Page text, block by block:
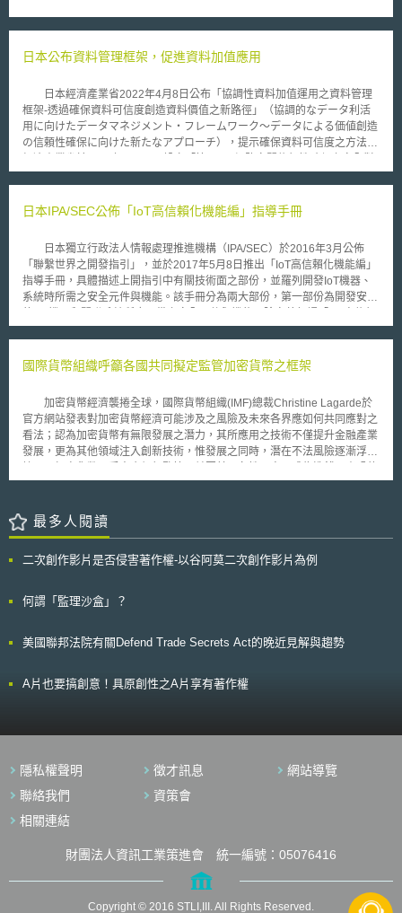
為防範企業藉由在美國境內製造非專利保護之零組件後再運送之海外進行組
解釋與適用範圍產生諸多爭議。美國最高法院於其在2007年Microsoft Corp.
Pacemakers Inv. V. St. Jude Medical Inc. 一案中，原告Cardiac
Pacemakers控告被告St. Jude Medical所販賣的植入式心臟整流去顫器
(implantable cardioverter defibrillator)之使用會侵犯原告所擁有的一個利用
植入式心臟刺激器治療心律不整的方法專利 (a method of heart stimulation
using an implantable heart stimulator)。本案的爭點在於被告銷售可實施原
成第271條(f)項之侵害。美國聯邦巡迴上訴法院推翻其於2005年之判決
判定專利法第271條(f)項不適用於方法專利。亦即，被告銷售可實施原告美
此判決對原告Cardiac Pacemakers之衝擊可能較小，因其專利範圍除
方法請求項外，亦包含物品請求項，原告還可藉由其物品請求項獲得侵權損
害賠償。但此案可能對僅能以方法申請專利的產業如生技藥業(某些診斷及
檢驗僅能以方法申請專利)及軟體業造成較大的影響。
日本公布資料管理框架，促進資料加值應用
日本經濟產業省2022年4月8日公布「協調性資料加值運用之資料管理
框架-透過確保資料可信度創造資料價值之新路徑」（協調的なデータ利活
用に向けたデータマネジメント・フレームワーク～データによる価値創造
の信頼性確保に向けた新たなアプローチ），提示確保資料可信度之方法。
策檢討工作小組」（『第3層：サイバー空間におけるつながり』の信頼性
組），討論確保資料可信度之要件，以利資料在網路空間內自由流通，並藉
資料管理為「將資料屬性依據其所涉之法令或組織規章，以及因蒐集、處
理、利用、移轉等活動而改變之過程，視為一個生命週期加以管理」，並認
為資料管理會受到屬性（資料性質，如內容、揭露範圍、利用目的、資料管
理主體、資料權利者等）、場域（針對資料之特定規範，如各國、地區法
令、組織內部規定、組織間契約等）及事件（產生、改變及維持資料屬性之
並據此建立資料管理模型。 工作小組期待藉由上述三大要素，依序透
（場域），以及判斷資料屬性等步驟，讓利害關係人之間可更容易進行資料
日本IPA/SEC公佈「IoT高信賴化機能編」指導手冊
日本獨立行政法人情報處理推進機構（IPA/SEC）於2016年3月公佈
「聯繫世界之開發指引」，並於2017年5月8日推出「IoT高信賴化機能編」
指導手冊，具體描述上開指引中有關技術面之部份，並羅列開發IoT機器、
系統時所需之安全元件與機能。該手冊分為兩大部份，第一部份為開發安全
化機能」外，亦從維修、運用角度出發，整理開發者在設計階段須考慮之系
部份則列出五個在IoT領域進行系統連接之案例，如車輛和住宅IoT系統的連
紹案例中可能產生的風險，以及對應該風險之機能。IPA/SEC希望上開指引
能夠作為日後國際間制定IoT國際標準的參考資料。
國際貨幣組織呼籲各國共同擬定監管加密貨幣之框架
加密貨幣經濟襲捲全球，國際貨幣組織(IMF)總裁Christine Lagarde於
官方網站發表對加密貨幣經濟可能涉及之風險及未來各界應如何共同應對之
看法；認為加密貨幣有無限發展之潛力，其所應用之技術不僅提升金融產業
發展，更為其他領域注入創新技術，惟發展之同時，潛在不法風險逐漸浮上
全新金融犯罪工具；另外，全球加密貨幣交易活動越發頻繁，交易價格的極
穩定性。 Christine Lagarde認為加密貨幣交易之監管，與監管傳統金
融所制定之政策並無二致，皆應以「確保金融穩定性和保護消費者」為首要
中 (1)分散式帳本技術 (DLT) 為加快市場參與者與監管機構之間的訊息
數位簽章；各政府機關亦可利用此技術所獲得之相關數據減少逃漏稅現象。
共同發展出監管框架，跨國合作打擊不法 有鑑於加密貨幣的流通是全
入討論議題，藉由凝聚國際間共識，避免創新科技淪為犯罪工具。 面
交易平台實際運營，為保護消費者權益，避免國內虛擬交易平台淪為洗錢、
資恐行動之犯罪溫床，日前法務部已邀集金管會、內政部、央行、警政署、
我國對於虛擬貨幣監管之政策方向與範圍能符合各方期待。
最多人閱讀
二次創作影片是否侵害著作權-以谷阿莫二次創作影片為例
何謂「監理沙盒」？
美國聯邦法院有關Defend Trade Secrets Act的晚近見解與趨勢
A片也要搞創意！具原創性之A片享有著作權
隱私權聲明 徵才訊息
網站導覽
聯絡我們
資策會
相關連結
財團法人資訊工業策進會 統一編號：05076416
Copyright © 2016 STLI,III. All Rights Reserved.